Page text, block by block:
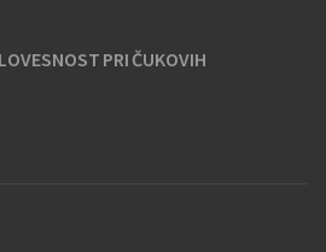
PRI ČUKOVIH